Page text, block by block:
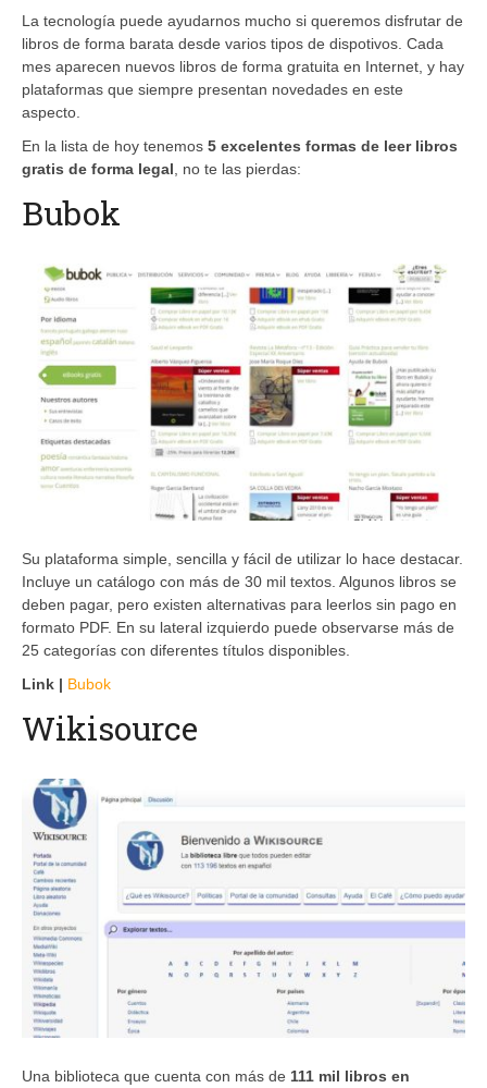
La tecnología puede ayudarnos mucho si queremos disfrutar de
libros de forma barata desde varios tipos de dispotivos. Cada
mes aparecen nuevos libros de forma gratuita en Internet, y hay
plataformas que siempre presentan novedades en este
aspecto.
En la lista de hoy tenemos 5 excelentes formas de leer libros
gratis de forma legal , no te las pierdas:
Bubok
Su plataforma simple, sencilla y fácil de utilizar lo hace destacar.
Incluye un catálogo con más de 30 mil textos. Algunos libros se
deben pagar, pero existen alternativas para leerlos sin pago en
formato PDF. En su lateral izquierdo puede observarse más de
25 categorías con diferentes títulos disponibles.
Link | Bubok
Wikisource
Una biblioteca que cuenta con más de 111 mil libros en